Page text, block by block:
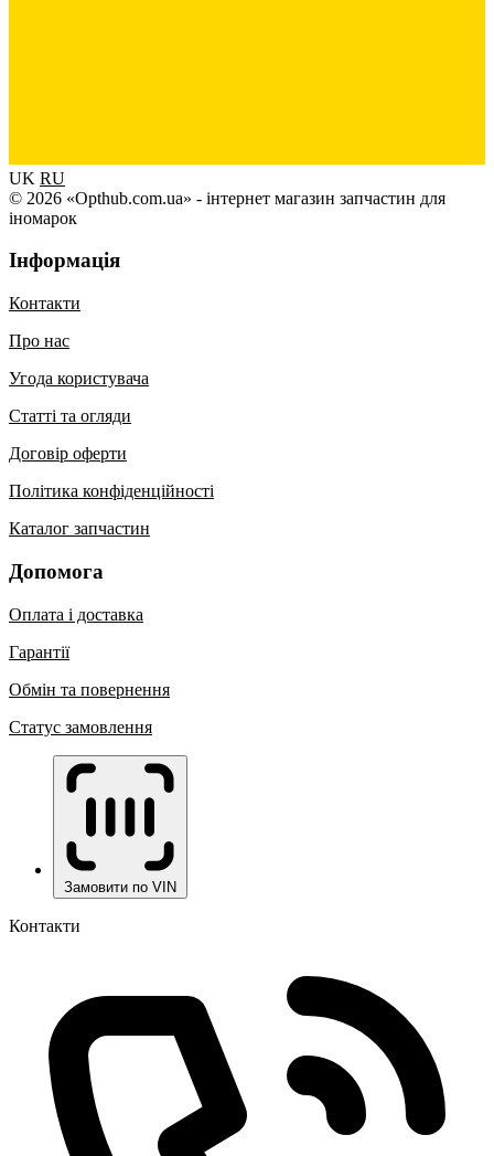
UK RU
© 2026 «Opthub.com.ua» - інтернет магазин запчастин для
іномарок
Інформація
Контакти
Про нас
Угода користувача
Статті та огляди
Договір оферти
Політика конфіденційності
Каталог запчастин
Допомога
Оплата і доставка
Гарантії
Обмін та повернення
Статус замовлення
Замовити по VIN
Контакти